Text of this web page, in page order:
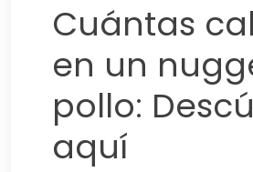
Cuántas
en un
pollo:
aquí